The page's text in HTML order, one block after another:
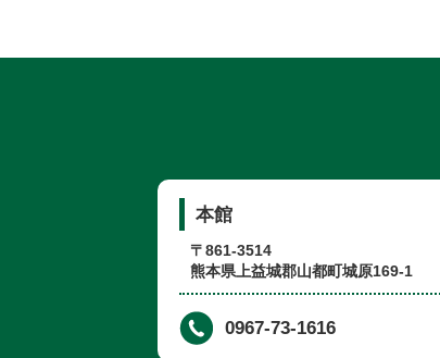
本館
〒861-3514
熊本県上益城郡山都町城原169-1
0967-73-1616